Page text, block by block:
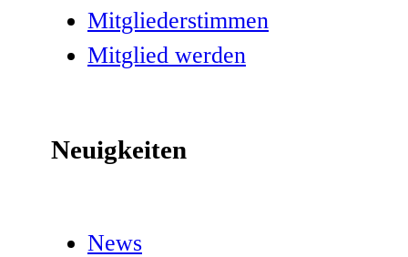
Mitgliederstimmen
Mitglied werden
Neuigkeiten
News